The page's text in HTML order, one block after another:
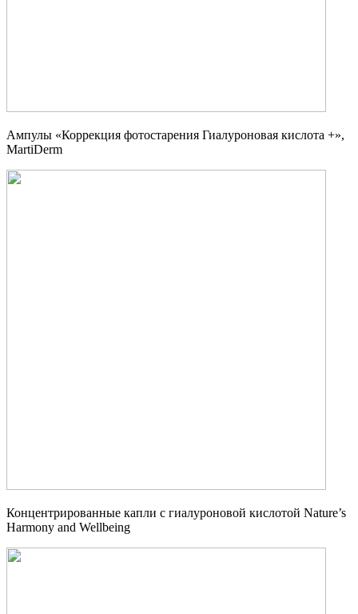
Ампулы «Коррекция фотостарения Гиалуроновая кислота +»,
MartiDerm
Концентрированные капли с гиалуроновой кислотой Nature’s
Harmony and Wellbeing